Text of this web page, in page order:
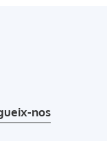
nos